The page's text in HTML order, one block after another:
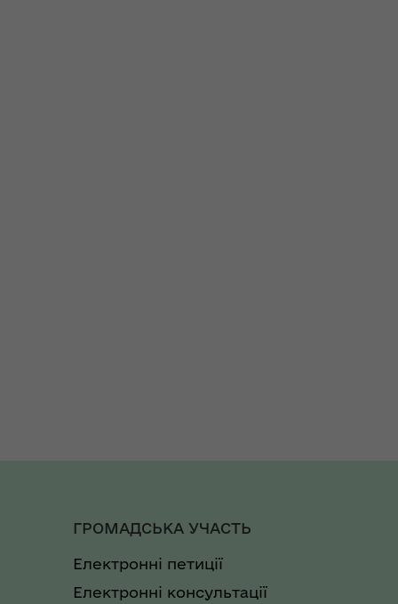
ГРОМАДСЬКА УЧАСТЬ
Електронні петиції
Електронні консультації